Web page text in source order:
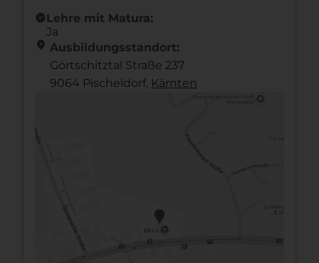
new_releasesLehre mit Matura:
Ja
location_on Ausbildungsstandort:
Görtschitztal Straße 237
9064 Pischeldorf, Kärnten